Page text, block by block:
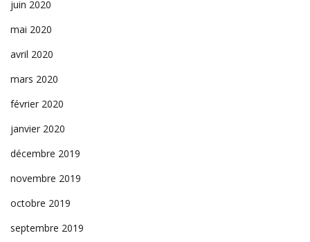
juin 2020
mai 2020
avril 2020
mars 2020
février 2020
janvier 2020
décembre 2019
novembre 2019
octobre 2019
septembre 2019